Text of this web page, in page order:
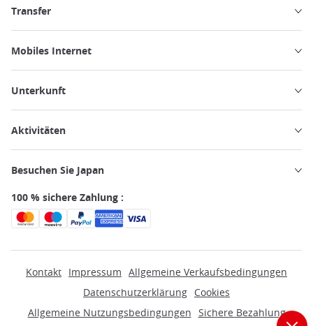
Transfer
Mobiles Internet
Unterkunft
Aktivitäten
Besuchen Sie Japan
100 % sichere Zahlung :
Kontakt Impressum Allgemeine Verkaufsbedingungen
Datenschutzerklärung Cookies
Allgemeine Nutzungsbedingungen Sichere Bezahlung